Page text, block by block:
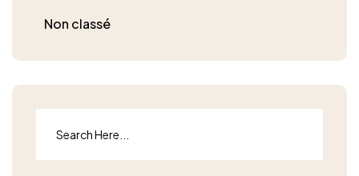
Non classé